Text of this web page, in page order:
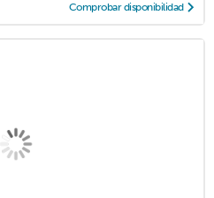
Comprobar disponibilidad